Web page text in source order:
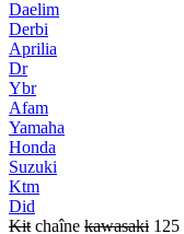
Daelim
Derbi
Aprilia
Dr
Ybr
Afam
Yamaha
Honda
Suzuki
Ktm
Did
Kit chaîne kawasaki 125